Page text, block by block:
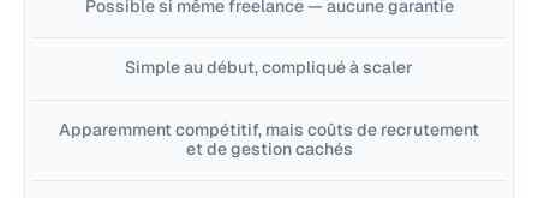
Possible si même freelance — aucune garantie
Simple au début, compliqué à scaler
Apparemment compétitif, mais coûts de recrutement
et de gestion cachés